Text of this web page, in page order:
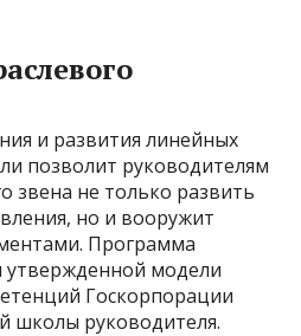
и развития линейных
позволит руководителям
звена не только развить
но и вооружит
Программа
утвержденной модели
Госкорпорации
школы руководителя.